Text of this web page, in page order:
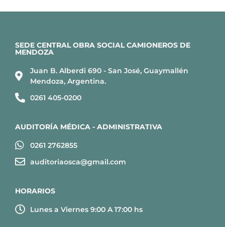
SEDE CENTRAL OBRA SOCIAL CAMIONEROS DE
MENDOZA
Juan B. Alberdi 690 - San José, Guaymallén
Mendoza, Argentina.
0261 405-0200
AUDITORÍA MÉDICA - ADMINISTRATIVA
0261 2762855
auditoriaosca@gmail.com
HORARIOS
Lunes a Viernes 9:00 A 17:00 hs